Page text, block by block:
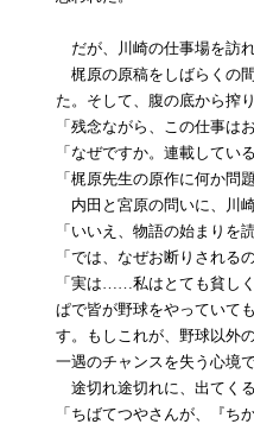
だが、川崎の仕事場を訪
梶原の原稿をしばらくの
た。そして、腹の底から搾
「残念ながら、この仕事は
「なぜですか。連載してい
「梶原先生の原作に何か問
内田と宮原の問いに、川
「いいえ、物語の始まり
「では、なぜお断りされる
「実は……私はとても貧し
ぱで皆が野球をやっていて
す。もしこれが、野球以外
一遇のチャンスを失う心
途切れ途切れに、出てく
「ちばてつやさんが、『